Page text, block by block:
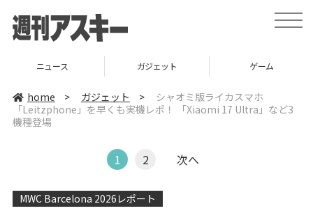
t
o
i
home > ガジェット >
シャオミ版ライカスマホ
「Leitzphone」を早くも実機レポ！ 「Xiaomi 17 Ultra」など3
機種登場
1 2 次へ
MWC Barcelona 2026レポート